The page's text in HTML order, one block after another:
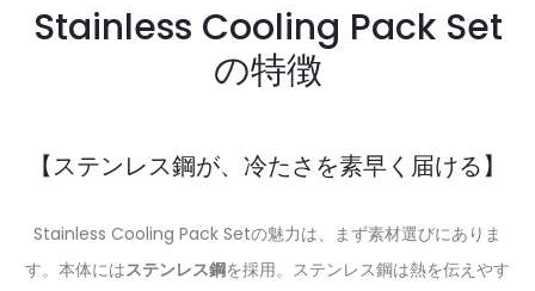
Stainless Cooling Pack Set
の特徴
【ステンレス鋼が、冷たさを素早く届ける】
Stainless Cooling Pack Setの魅力は、まず素材選びにありま
す。本体にはステンレス鋼を採用。ステンレス鋼は熱を伝えやす